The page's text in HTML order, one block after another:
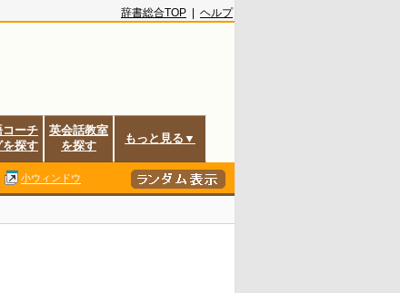
辞書総合TOP ヘルプ
コーチ
を探す
英会話教室
を探す
もっと見る▼
小ウィンドウ